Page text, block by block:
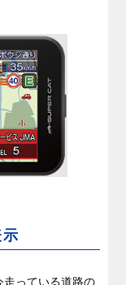
走っている道路の